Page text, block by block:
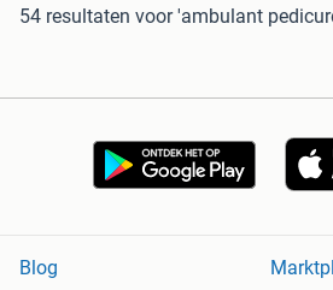
54 resultaten voor 'ambulant
Blog